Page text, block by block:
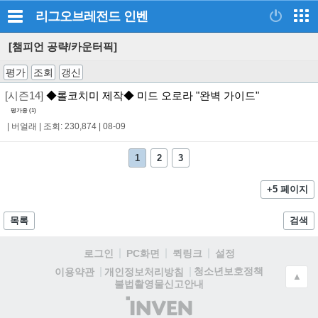
리그오브레전드 인벤
[챔피언 공략/카운터픽]
평가 조회 갱신
[시즌14] ◆롤코치미 제작◆ 미드 오로라 "완벽 가이드"
평가중 (1)
버얼래 조회: 230,874 08-09
1 2 3
+5 페이지
목록 검색
로그인 PC화면 퀵링크
설정
이용약관
개인정보처리방침
청소년보호정책
불법촬영물신고안내
(주)
▲